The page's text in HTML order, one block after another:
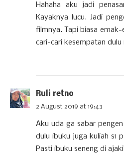
Hahaha aku jadi
Kayaknya lucu. Jadi
filmnya. Tapi biasa emak-
cari-cari kesempatan
Ruli retno
2 August 2019 at 19:43
Aku uda ga sabar
dulu ibuku juga kuliah s1
Pasti ibuku seneng di